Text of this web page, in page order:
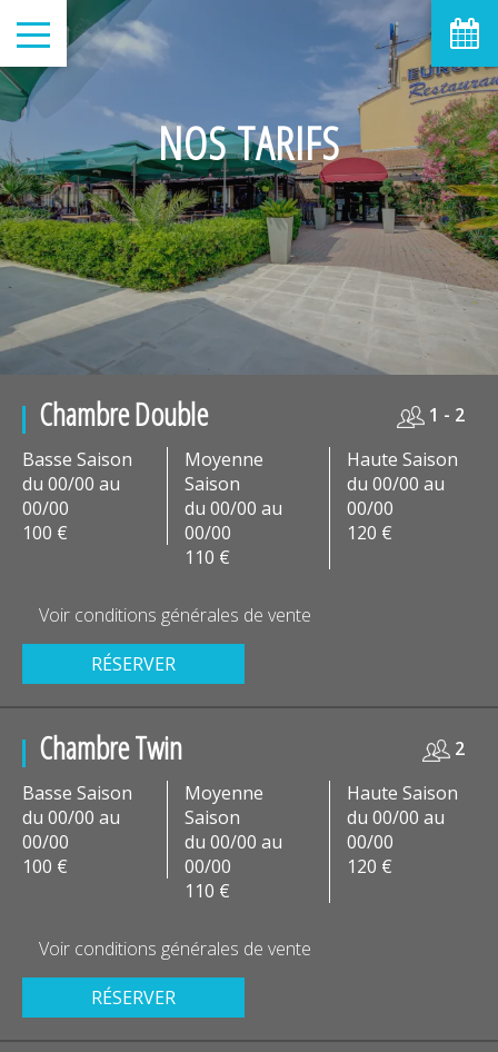
NOS TARIFS
Chambre Double
1 - 2
Basse Saison
du 00/00 au
00/00
100 €
Moyenne
Saison
du 00/00 au
00/00
110 €
Haute Saison
du 00/00 au
00/00
120 €
Voir conditions générales de vente
RÉSERVER
Chambre Twin
2
Basse Saison
du 00/00 au
00/00
100 €
Moyenne
Saison
du 00/00 au
00/00
110 €
Haute Saison
du 00/00 au
00/00
120 €
Voir conditions générales de vente
RÉSERVER